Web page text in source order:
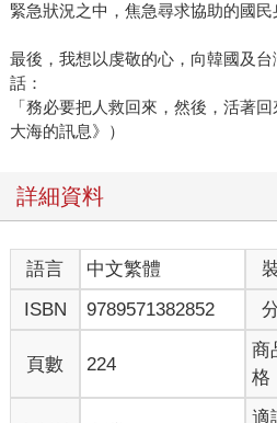
緊急狀況之中，焦急尋求協助的國民
最後，我想以虔敬的心，向韓國及
話：
「務必要把人救回來，然後，活著
大海的訊息》）
詳細資料
語言 中文繁體
ISBN
9789571382852
頁數 224
商
格
適